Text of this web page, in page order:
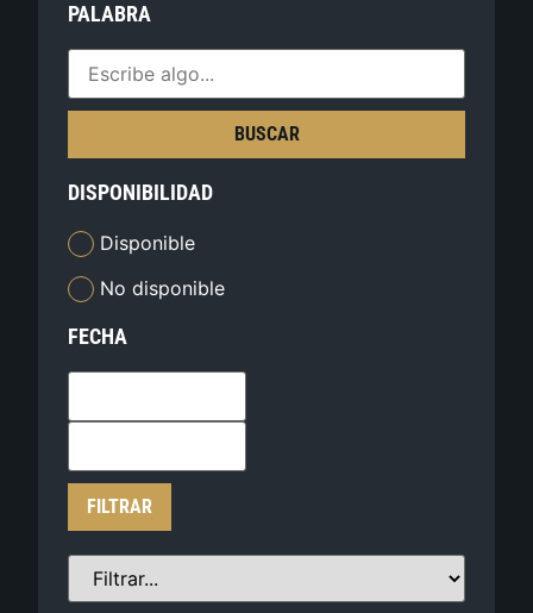
PALABRA
BUSCAR
DISPONIBILIDAD
Disponible
No disponible
FECHA
FILTRAR